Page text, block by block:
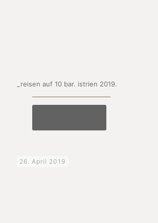
_reisen auf 10 bar. istrien 2019.
26. April 2019